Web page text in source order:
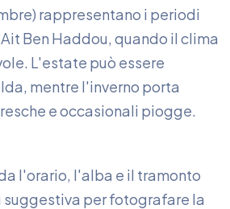
rappresentano i periodi
Ben Haddou, quando il clima
L'estate può essere
mentre l'inverno porta
e occasionali piogge.
l'orario, l'alba e il tramonto
suggestiva per fotografare la